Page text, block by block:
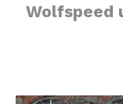
Wolfspeed